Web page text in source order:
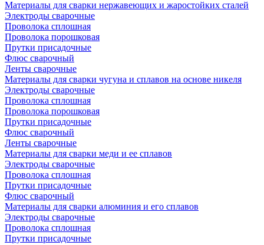
Материалы для сварки нержавеющих и жаростойких сталей
Электроды сварочные
Проволока сплошная
Проволока порошковая
Прутки присадочные
Флюс сварочный
Ленты сварочные
Материалы для сварки чугуна и сплавов на основе никеля
Электроды сварочные
Проволока сплошная
Проволока порошковая
Прутки присадочные
Флюс сварочный
Ленты сварочные
Материалы для сварки меди и ее сплавов
Электроды сварочные
Проволока сплошная
Прутки присадочные
Флюс сварочный
Материалы для сварки алюминия и его сплавов
Электроды сварочные
Проволока сплошная
Прутки присадочные